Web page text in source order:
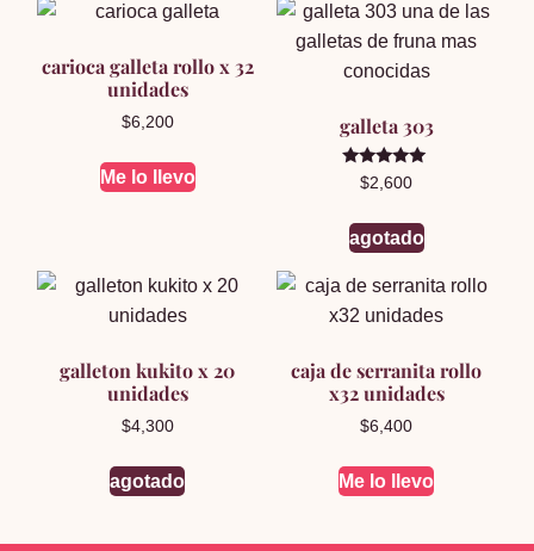
carioca galleta rollo x 32
unidades
$6,200
Me lo llevo
galleta 303
Valorado en
5.00
$2,600
agotado
galleton kukito x 20
unidades
$4,300
agotado
caja de serranita rollo
x32 unidades
$6,400
Me lo llevo